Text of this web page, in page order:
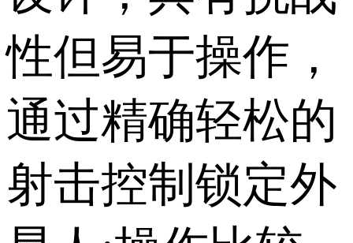
性但易于操作，
通过精确轻松的
射击控制锁定外